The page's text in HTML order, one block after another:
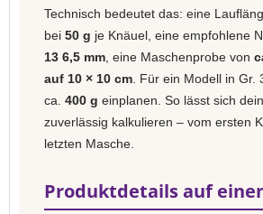
Technisch bedeutet das: eine
bei 50 g je Knäuel, eine empfohlene
13 6,5 mm , eine Maschenprobe von
auf 10 × 10 cm . Für ein Modell in
ca. 400 g einplanen. So lässt sich
zuverlässig kalkulieren – vom ersten
letzten Masche.
Produktdetails auf